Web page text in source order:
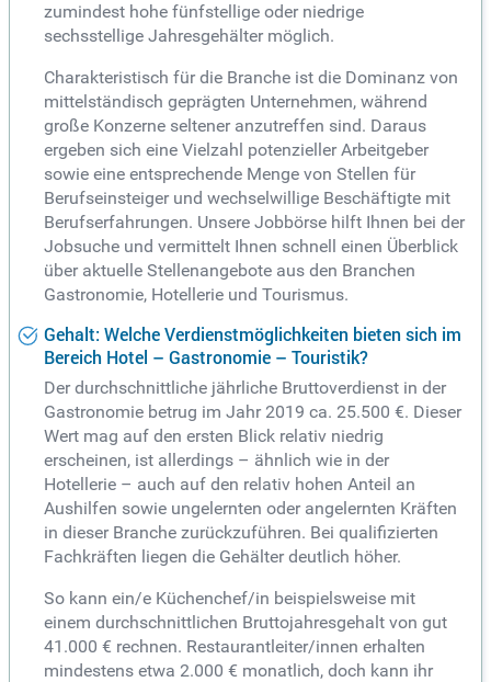
zumindest hohe fünfstellige oder niedrige
sechsstellige Jahresgehälter möglich.
Charakteristisch für die Branche ist die Dominanz von
mittelständisch geprägten Unternehmen, während
große Konzerne seltener anzutreffen sind. Daraus
ergeben sich eine Vielzahl potenzieller Arbeitgeber
sowie eine entsprechende Menge von Stellen für
Berufseinsteiger und wechselwillige Beschäftigte mit
Berufserfahrungen. Unsere Jobbörse hilft Ihnen bei der
Jobsuche und vermittelt Ihnen schnell einen Überblick
über aktuelle Stellenangebote aus den Branchen
Gastronomie, Hotellerie und Tourismus.
Gehalt: Welche Verdienstmöglichkeiten bieten sich im
Bereich Hotel – Gastronomie – Touristik?
Der durchschnittliche jährliche Bruttoverdienst in der
Gastronomie betrug im Jahr 2019 ca. 25.500 €. Dieser
Wert mag auf den ersten Blick relativ niedrig
erscheinen, ist allerdings – ähnlich wie in der
Hotellerie – auch auf den relativ hohen Anteil an
Aushilfen sowie ungelernten oder angelernten Kräften
in dieser Branche zurückzuführen. Bei qualifizierten
Fachkräften liegen die Gehälter deutlich höher.
So kann ein/e Küchenchef/in beispielsweise mit
einem durchschnittlichen Bruttojahresgehalt von gut
41.000 € rechnen. Restaurantleiter/innen erhalten
mindestens etwa 2.000 € monatlich, doch kann ihr